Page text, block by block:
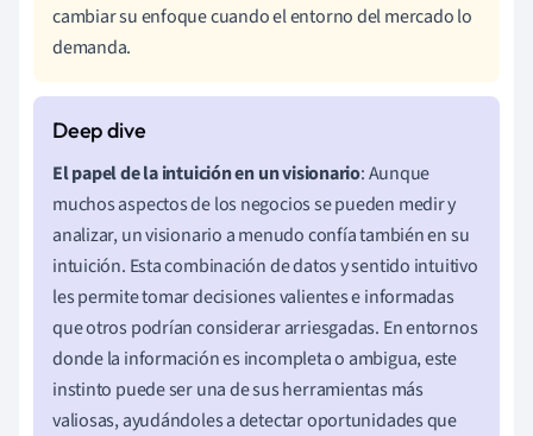
cambiar su enfoque cuando el entorno del mercado lo
demanda.
El papel de la intuición en un visionario: Aunque
muchos aspectos de los negocios se pueden medir y
analizar, un visionario a menudo confía también en su
intuición. Esta combinación de datos y sentido intuitivo
les permite tomar decisiones valientes e informadas
que otros podrían considerar arriesgadas. En entornos
donde la información es incompleta o ambigua, este
instinto puede ser una de sus herramientas más
valiosas, ayudándoles a detectar oportunidades que